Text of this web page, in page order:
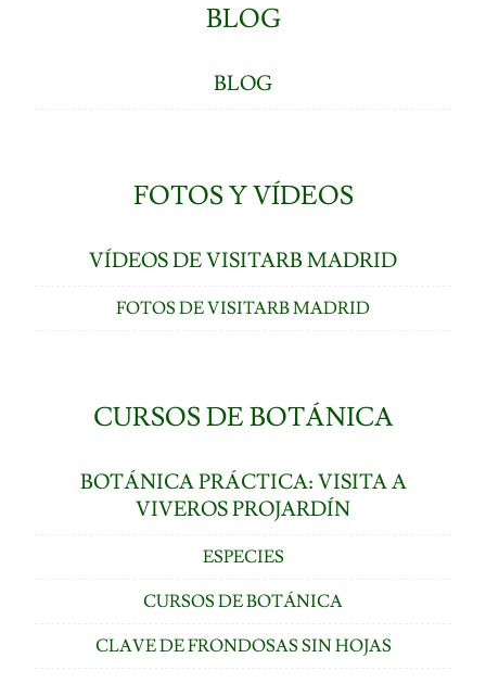
BLOG
BLOG
FOTOS Y VÍDEOS
VÍDEOS DE VISITARB MADRID
FOTOS DE VISITARB MADRID
CURSOS DE BOTÁNICA
BOTÁNICA PRÁCTICA: VISITA A
VIVEROS PROJARDÍN
ESPECIES
CURSOS DE BOTÁNICA
CLAVE DE FRONDOSAS SIN HOJAS